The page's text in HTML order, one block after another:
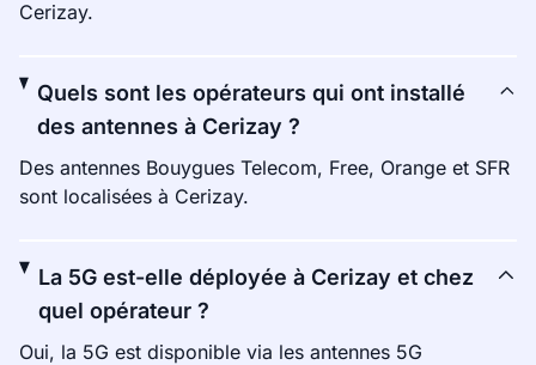
Cerizay.
Quels sont les opérateurs qui ont installé
des antennes à Cerizay ?
Des antennes Bouygues Telecom, Free, Orange et SFR
sont localisées à Cerizay.
La 5G est-elle déployée à Cerizay et chez
quel opérateur ?
Oui, la 5G est disponible via les antennes 5G